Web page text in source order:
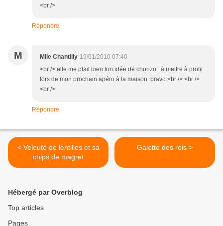
<br />
Répondre
M Mlle Chantilly 19/01/2010 07:40
<br /> elle me plait bien ton idée de chorizo.. à mettre à profit
lors de mon prochain apéro à la maison. bravo.<br /> <br />
<br />
Répondre
< Velouté de lentilles et sa
chips de magret
Galette des rois >
Hébergé par Overblog
Top articles
Pages